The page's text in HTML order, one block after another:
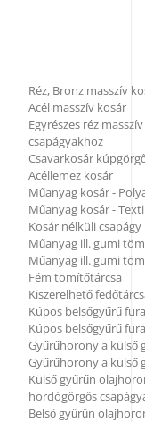
Réz, Bronz masszív
Acél masszív kosár
Egyrészes réz
csapágyakhoz
Csavarkosár
Acéllemez kosár
Műanyag kosár -
Műanyag kosár -
Kosár nélküli csapágy
Műanyag ill. gumi
Műanyag ill. gumi
Fém tömítőtárcsa
Kiszerelhető
Kúpos belsőgyűrű
Kúpos belsőgyűrű
Gyűrűhorony a külső
Gyűrűhorony a külső
Külső gyűrűn
hordógörgős
Belső gyűrűn